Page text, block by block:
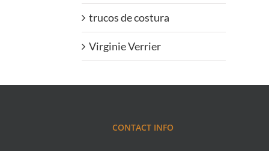
trucos de costura
Virginie Verrier
CONTACT INFO